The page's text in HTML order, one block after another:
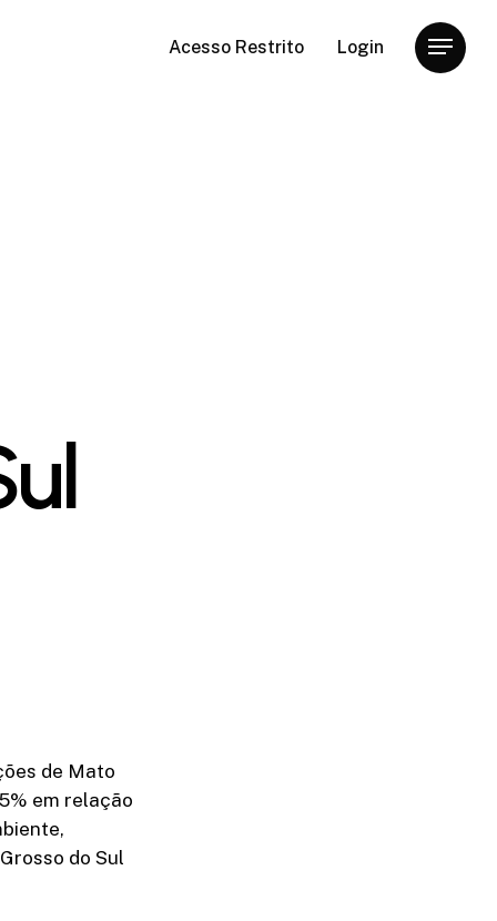
Acesso Restrito Login Menu
de Mato
em relação
do Sul